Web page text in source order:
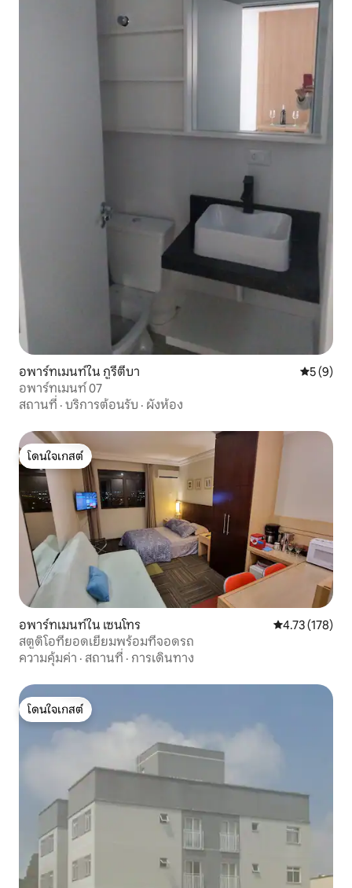
อพาร์ทเมนท์ใน กูรีตีบา คะแนนเฉ
5 (9)
อพาร์ทเมนท์ 07
สถานที่ · บริการต้อนรับ · ผังห้อง
โดนใจเกสต์
โดนใจเกสต์
อพาร์ทเมนท์ใน เซนโทร คะแนนเฉลี่ย
4.73 (178)
สตูดิโอที่ยอดเยี่ยมพร้อมที่จอดรถ
ความคุ้มค่า · สถานที่ · การเดินทาง
โดนใจเกสต์
โดนใจเกสต์